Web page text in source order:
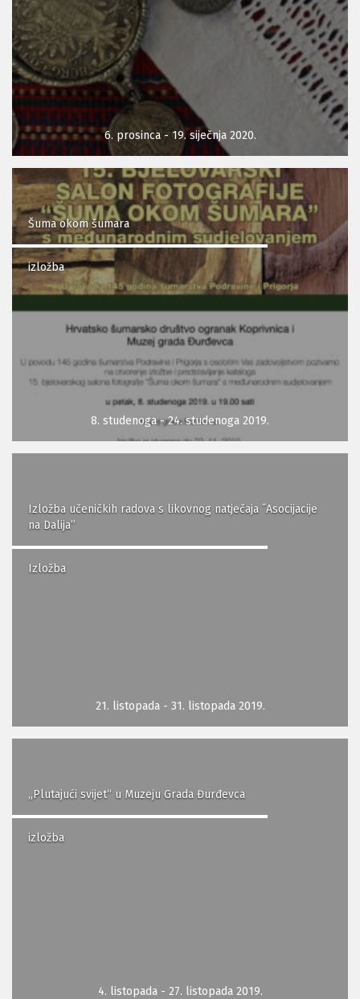
6. prosinca - 19. siječnja 2020.
Šuma okom šumara
izložba
8. studenoga - 24. studenoga 2019.
Izložba učeničkih radova s likovnog natječaja ˝Asocijacije
na Dalija”
Izložba
21. listopada - 31. listopada 2019.
„Plutajući svijet“ u Muzeju Grada Đurđevca
izložba
4. listopada - 27. listopada 2019.